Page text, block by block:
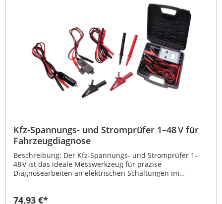
Kfz-Spannungs- und Stromprüfer 1–48 V für
Fahrzeugdiagnose
Beschreibung: Der Kfz-Spannungs- und Stromprüfer 1–
48 V ist das ideale Messwerkzeug für präzise
Diagnosearbeiten an elektrischen Schaltungen im
dieses Gerät zuverlässig bei der Fehlersuche und
74,93 €*